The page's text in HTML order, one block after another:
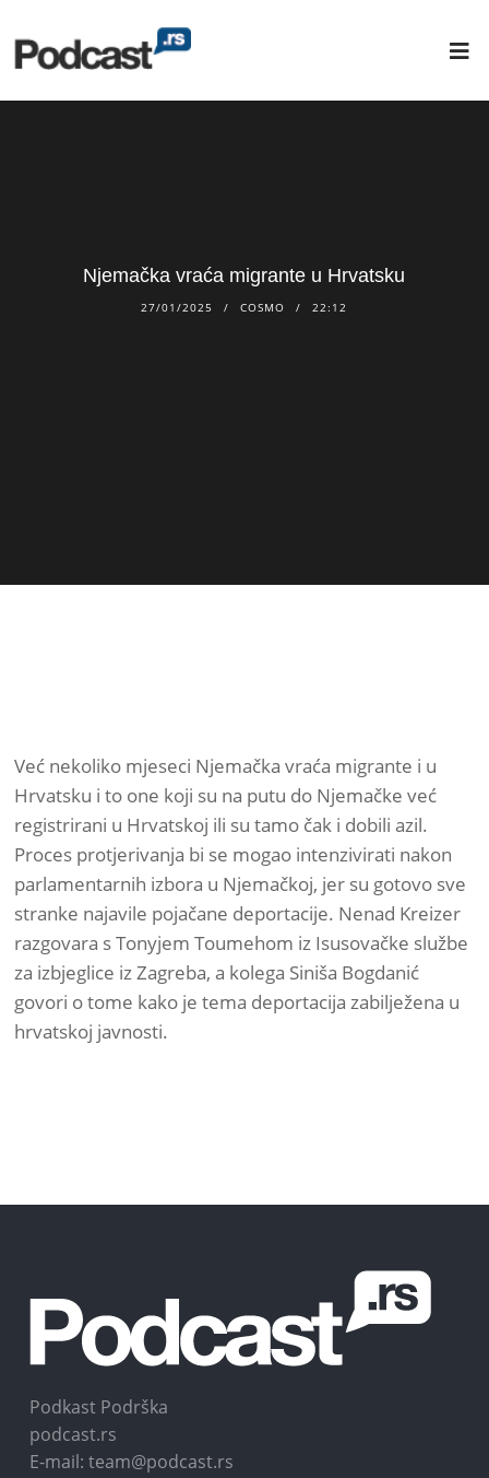
Njemačka vraća migrante u Hrvatsku
27/01/2025 COSMO 22:12
Već nekoliko mjeseci Njemačka vraća migrante i u
Hrvatsku i to one koji su na putu do Njemačke već
registrirani u Hrvatskoj ili su tamo čak i dobili azil.
Proces protjerivanja bi se mogao intenzivirati nakon
parlamentarnih izbora u Njemačkoj, jer su gotovo sve
stranke najavile pojačane deportacije. Nenad Kreizer
razgovara s Tonyjem Toumehom iz Isusovačke službe
za izbjeglice iz Zagreba, a kolega Siniša Bogdanić
govori o tome kako je tema deportacija zabilježena u
hrvatskoj javnosti.
Podkast Podrška
podcast.rs
E-mail: team@podcast.rs